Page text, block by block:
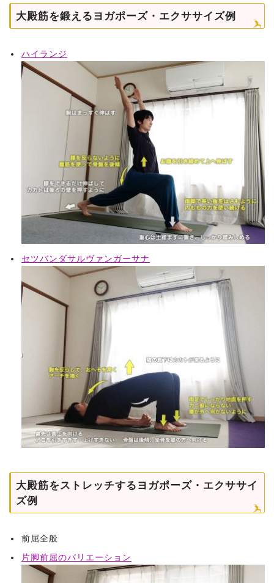
大殿筋を鍛えるヨガポーズ・エクササイズ例
ハイランジ
セツバンダサルヴァンガーサナ
大殿筋をストレッチするヨガポーズ・エクササイ
ズ例
前屈全般
片脚前屈のバリエーション